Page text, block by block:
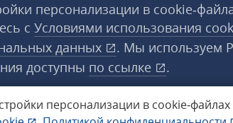
персонализации в
персонализации в
с Условиями использования
данных
. Мы используем
доступны по ссылке
.